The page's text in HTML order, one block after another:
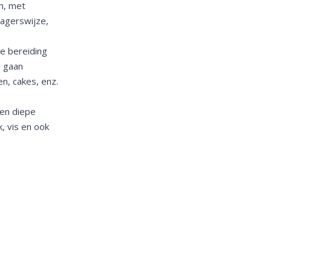
met
bereiding
cakes, enz.
diepe
vis en ook